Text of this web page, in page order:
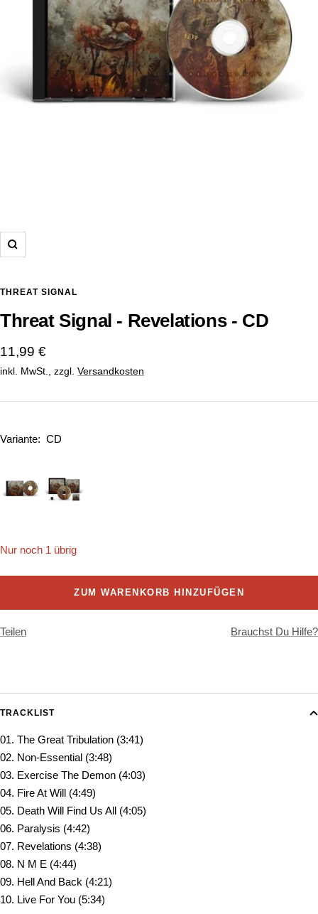
Zoom
THREAT SIGNAL
Threat Signal - Revelations - CD
Angebotspreis
11,99 €
inkl. MwSt., zzgl. Versandkosten
Variante: CD
Nur noch 1 übrig
ZUM WARENKORB HINZUFÜGEN
Teilen Brauchst Du Hilfe?
TRACKLIST
01. The Great Tribulation (3:41)
02. Non-Essential (3:48)
03. Exercise The Demon (4:03)
04. Fire At Will (4:49)
05. Death Will Find Us All (4:05)
06. Paralysis (4:42)
07. Revelations (4:38)
08. N M E (4:44)
09. Hell And Back (4:21)
10. Live For You (5:34)